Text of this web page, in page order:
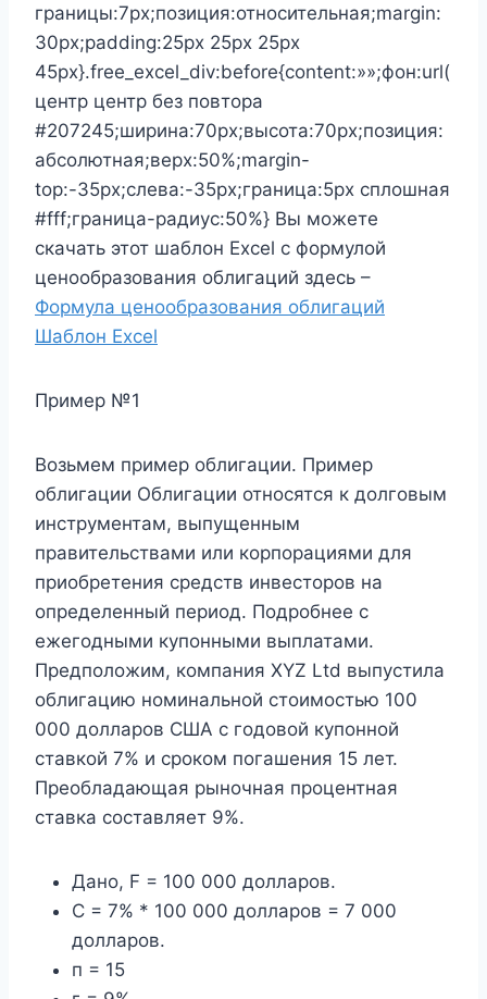
границы:7px;позиция:относительная;margin:
30px;padding:25px 25px 25px
45px}.free_excel_div:before{content:»»;фон:url(
центр центр без повтора
#207245;ширина:70px;высота:70px;позиция:
абсолютная;верх:50%;margin-
top:-35px;слева:-35px;граница:5px сплошная
#fff;граница-радиус:50%} Вы можете
скачать этот шаблон Excel с формулой
ценообразования облигаций здесь –
Формула ценообразования облигаций
Шаблон Excel
Пример №1
Возьмем пример облигации. Пример
облигации Облигации относятся к долговым
инструментам, выпущенным
правительствами или корпорациями для
приобретения средств инвесторов на
определенный период. Подробнее с
ежегодными купонными выплатами.
Предположим, компания XYZ Ltd выпустила
облигацию номинальной стоимостью 100
000 долларов США с годовой купонной
ставкой 7% и сроком погашения 15 лет.
Преобладающая рыночная процентная
ставка составляет 9%.
Дано, F = 100 000 долларов.
С = 7% * 100 000 долларов = 7 000
долларов.
п = 15